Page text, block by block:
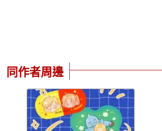
同作者周邊